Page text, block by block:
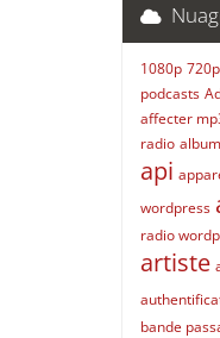
1080p 720p
podcasts
affecter
radio album
api
wordpress
radio
artiste
bande